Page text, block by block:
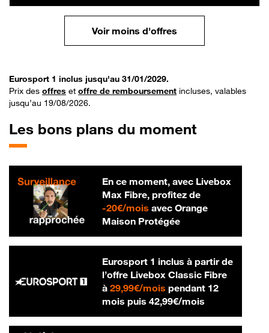
Voir moins d'offres
Eurosport 1 inclus jusqu'au 31/01/2029.
Prix des offres et offre de remboursement incluses, valables
jusqu’au 19/08/2026.
Les bons plans du moment
En ce moment, avec Livebox
Max Fibre, profitez de
-20€/mois20 € par mois
avec Orange
Maison Protégée
Eurosport 1 inclus à partir de
l’offre Livebox Classic Fibre
à 29,99€/mois29,99 € par mois
pendant 12
mois puis 42,99€/mois42,99 € par